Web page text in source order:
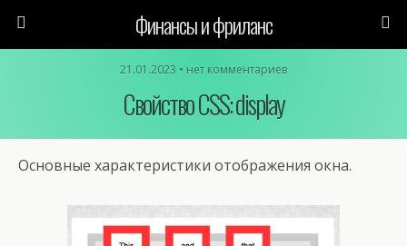
Финансы и фриланс
21.01.2023 • нет комментариев
Свойство CSS: display
Основные характеристики отображения окна.